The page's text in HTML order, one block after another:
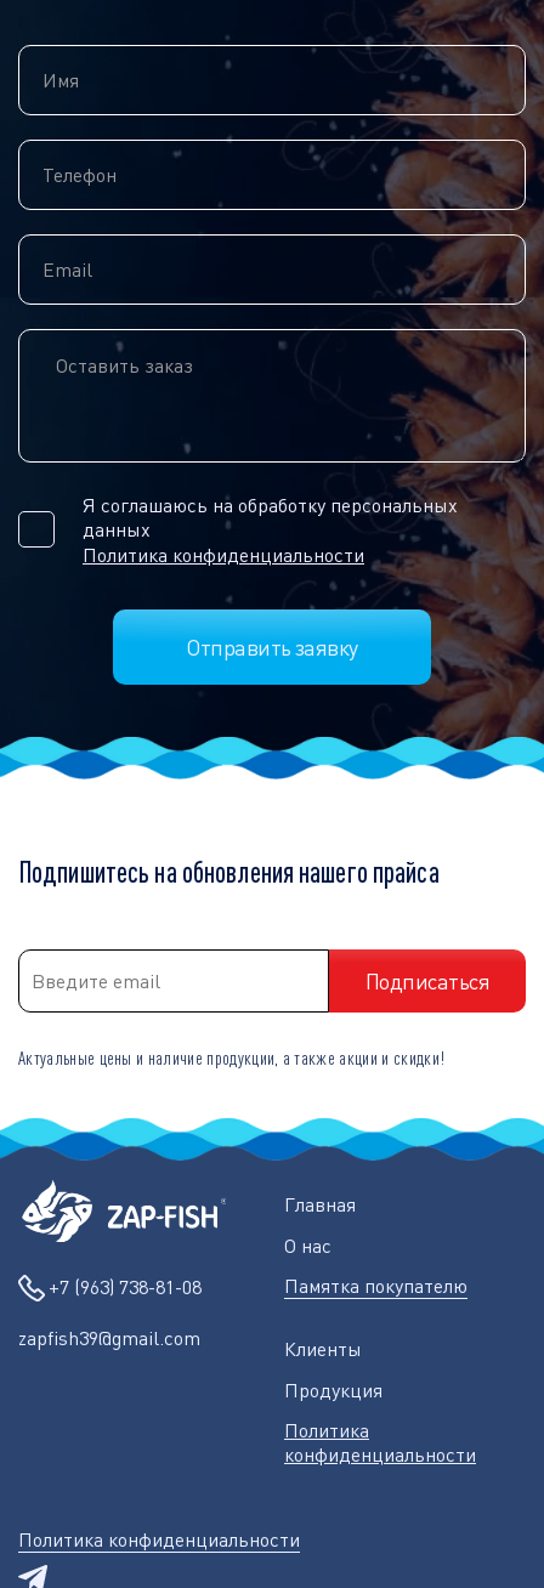
Я соглашаюсь на обработку персональных
данных
Политика конфиденциальности
Подпишитесь на обновления нашего прайса
Актуальные цены и наличие продукции, а также акции и скидки!
+7 (963) 738-81-08
zapfish39@gmail.com
Главная
О нас
Памятка покупателю
Клиенты
Продукция
Политика
конфиденциальности
Политика конфиденциальности